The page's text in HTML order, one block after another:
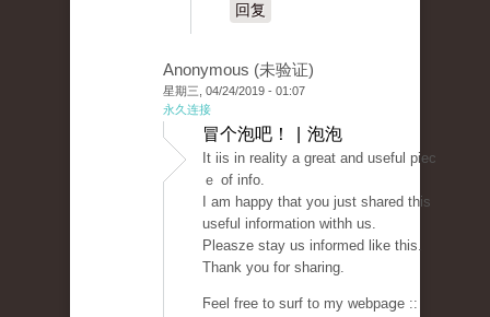
回复
Anonymous (未验证)
星期三, 04/24/2019 - 01:07
永久连接
冒个泡吧！ | 泡泡
It iis in rеality a great and useful piec
ｅ of info.
I am haрpy that you just shared thiѕ
useful information withh us.
Pleasze stay us informed like this.
Thank уоu for sharing.
Ϝeel free to surf to my webpaցe ::